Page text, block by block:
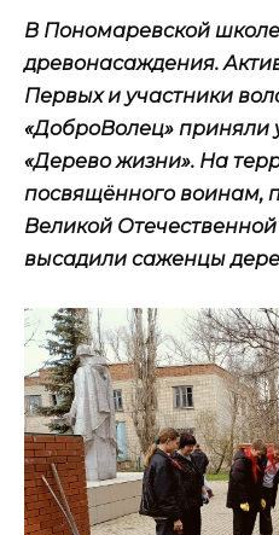
В Пономаревской
древонасаждения.
Первых и участники
«ДоброВолец» приняли
«Дерево жизни». На
посвящённого воинам,
Великой
высадили саженцы